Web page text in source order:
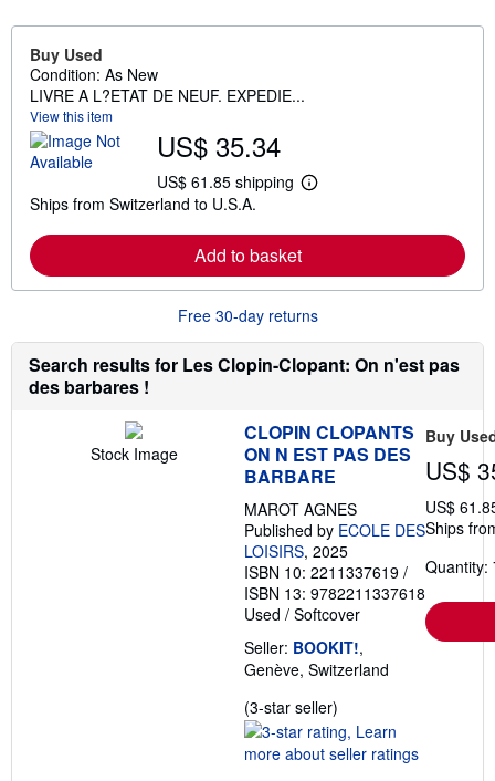
Buy Used
Condition: As New
LIVRE A L?ETAT DE NEUF. EXPEDIE...
View this item
US$ 35.34
US$ 61.85 shipping
L
r
o
e
a
o
h
i
p
p
i
n
g
a
t
e
s
Ships from Switzerland to U.S.A.
Add to basket
Free 30-day returns
Search results for Les Clopin-Clopant: On n'est pas
des barbares !
Stock Image
CLOPIN CLOPANTS
ON N EST PAS DES
BARBARE
MAROT AGNES
Published by ECOLE DES
LOISIRS, 2025
ISBN 10: 2211337619 /
ISBN 13: 9782211337618
Used / Softcover
Seller: BOOKIT!,
Genève, Switzerland
(3-star seller)
rating
3
Buy
US$
US$
Ships
Quantity: